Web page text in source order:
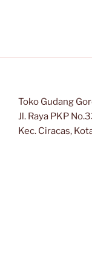
Toko Gudang
Jl. Raya PKP
Kec. Ciracas,